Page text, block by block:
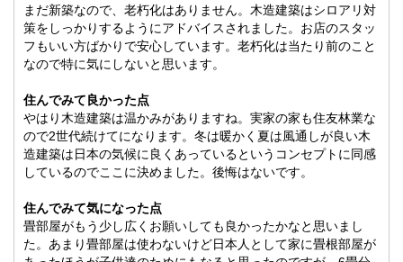
まだ新築なので、老朽化はありません。木造建築はシロアリ対
策をしっかりするようにアドバイスされました。お店のスタッ
フもいい方ばかりで安心しています。老朽化は当たり前のこと
なので特に気にしないと思います。
住んでみて良かった点
やはり木造建築は温かみがありますね。実家の家も住友林業な
ので2世代続けてになります。冬は暖かく夏は風通しが良い木
造建築は日本の気候に良くあっているというコンセプトに同感
しているのでここに決めました。後悔はないです。
住んでみて気になった点
畳部屋がもう少し広くお願いしても良かったかなと思いまし
た。あまり畳部屋は使わないけど日本人として家に畳根部屋が